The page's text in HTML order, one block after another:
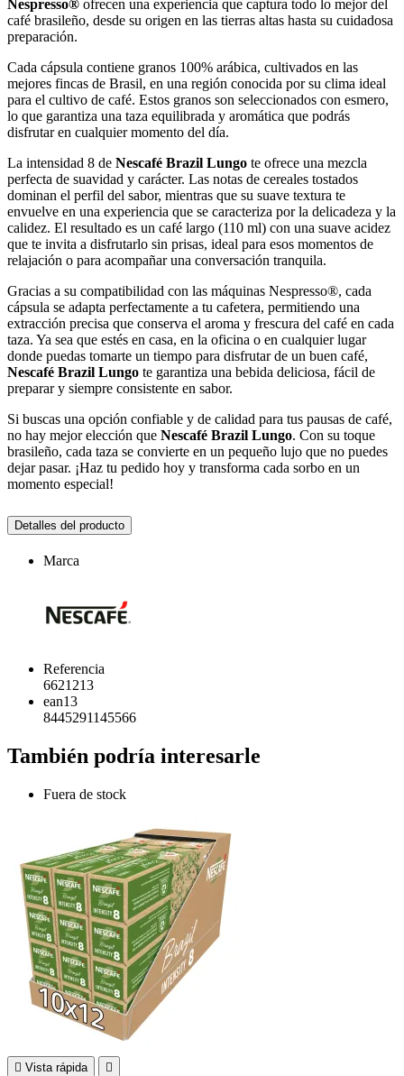
Nespresso® ofrecen una experiencia que captura todo lo mejor del
café brasileño, desde su origen en las tierras altas hasta su cuidadosa
preparación.
Cada cápsula contiene granos 100% arábica, cultivados en las
mejores fincas de Brasil, en una región conocida por su clima ideal
para el cultivo de café. Estos granos son seleccionados con esmero,
lo que garantiza una taza equilibrada y aromática que podrás
disfrutar en cualquier momento del día.
La intensidad 8 de Nescafé Brazil Lungo te ofrece una mezcla
perfecta de suavidad y carácter. Las notas de cereales tostados
dominan el perfil del sabor, mientras que su suave textura te
envuelve en una experiencia que se caracteriza por la delicadeza y la
calidez. El resultado es un café largo (110 ml) con una suave acidez
que te invita a disfrutarlo sin prisas, ideal para esos momentos de
relajación o para acompañar una conversación tranquila.
Gracias a su compatibilidad con las máquinas Nespresso®, cada
cápsula se adapta perfectamente a tu cafetera, permitiendo una
extracción precisa que conserva el aroma y frescura del café en cada
taza. Ya sea que estés en casa, en la oficina o en cualquier lugar
donde puedas tomarte un tiempo para disfrutar de un buen café,
Nescafé Brazil Lungo te garantiza una bebida deliciosa, fácil de
preparar y siempre consistente en sabor.
Si buscas una opción confiable y de calidad para tus pausas de café,
no hay mejor elección que Nescafé Brazil Lungo. Con su toque
brasileño, cada taza se convierte en un pequeño lujo que no puedes
dejar pasar. ¡Haz tu pedido hoy y transforma cada sorbo en un
momento especial!
Detalles del producto
Marca
Referencia
6621213
ean13
8445291145566
También podría interesarle
Fuera de stock
 Vista rápida 